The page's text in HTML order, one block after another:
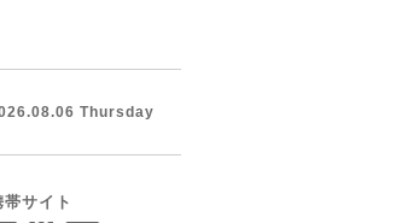
Thursday
帯サイト